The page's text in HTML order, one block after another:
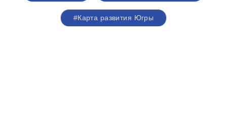
#Карта развития Югры